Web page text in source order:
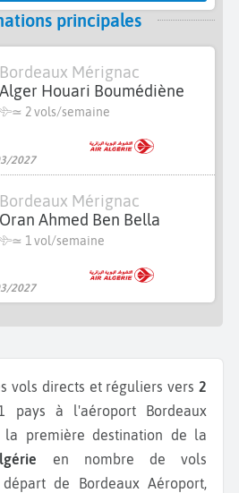
principales
Bordeaux Mérignac
Alger Houari Boumédiène
≃ 2 vols/semaine
2027
Bordeaux Mérignac
Oran Ahmed Ben Bella
≃ 1 vol/semaine
2027
vols directs et réguliers vers2
pays à l'aéroport Bordeaux
la première destination de la
en nombre de vols
de Bordeaux Aéroport,